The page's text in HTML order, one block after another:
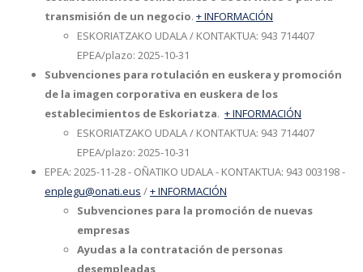
transmisión de un negocio. + INFORMACIÓN
ESKORIATZAKO UDALA / KONTAKTUA: 943 714407
EPEA/plazo: 2025-10-31
Subvenciones para rotulación en euskera y promoción
de la imagen corporativa en euskera de los
establecimientos de Eskoriatza. + INFORMACIÓN
ESKORIATZAKO UDALA / KONTAKTUA: 943 714407
EPEA/plazo: 2025-10-31
EPEA: 2025-11-28 - OÑATIKO UDALA - KONTAKTUA: 943 003198 -
enplegu@onati.eus /+ INFORMACIÓN
Subvenciones para la promoción de nuevas
empresas
Ayudas a la contratación de personas
desempleadas